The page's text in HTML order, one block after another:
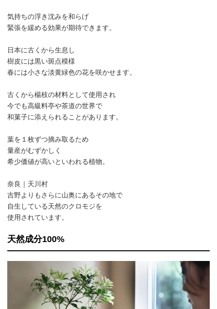
気持ちの浮き沈みを和らげ
緊張を緩める効果が期待できます。
日本に古くから生息し
樹皮には黒い斑点模様
春には小さな淡黄緑色の花を咲かせます。
古くから楊枝の材料として使用され
今でも高級料亭や茶道の世界で
和菓子に添えられることがあります。
葉を１枚ずつ摘み取るため
量産がむずかしく
希少価値が高いといわれる植物。
奈良｜天川村
吉野よりもさらに山奥にあるその地で
自生している天然のクロモジを
使用されています。
天然成分100%